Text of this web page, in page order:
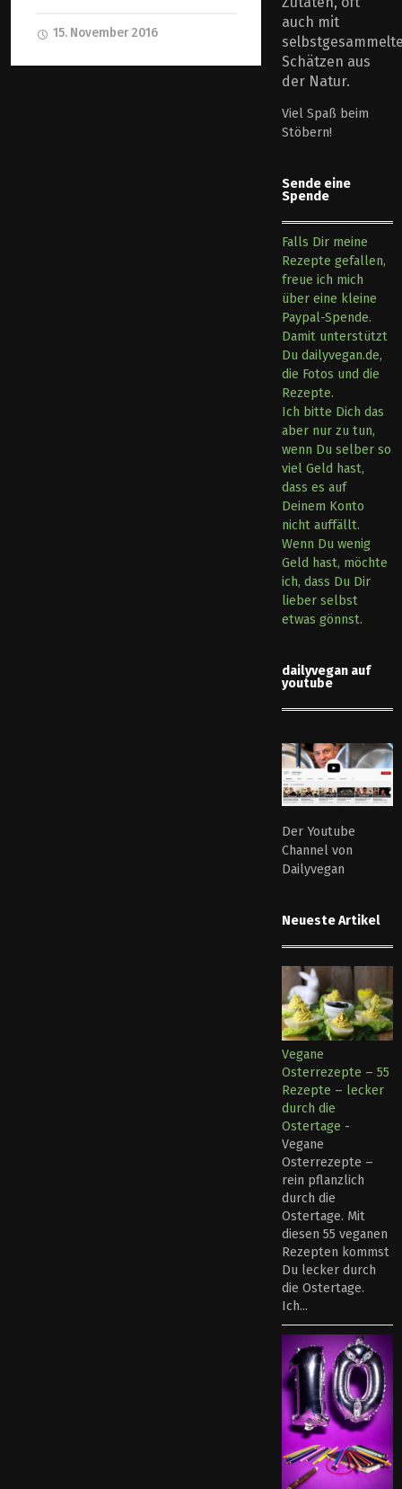
15. November 2016
auch mit
Schätzen aus
der Natur.
Viel Spaß beim
Stöbern!
Sende eine
Spende
Falls Dir meine
Rezepte gefallen,
freue ich mich
über eine kleine
Paypal-Spende.
Damit unterstützt
Du dailyvegan.de,
die Fotos und die
Rezepte.
Ich bitte Dich das
aber nur zu tun,
wenn Du selber so
viel Geld hast,
dass es auf
Deinem Konto
nicht auffällt.
Wenn Du wenig
Geld hast, möchte
ich, dass Du Dir
lieber selbst
etwas gönnst.
dailyvegan auf
youtube
Der Youtube
Channel von
Dailyvegan
Neueste Artikel
Vegane
Osterrezepte – 55
Rezepte – lecker
durch die
Ostertage -
Vegane
Osterrezepte –
rein pflanzlich
durch die
Ostertage. Mit
diesen 55 veganen
Rezepten kommst
Du lecker durch
die Ostertage.
Ich...